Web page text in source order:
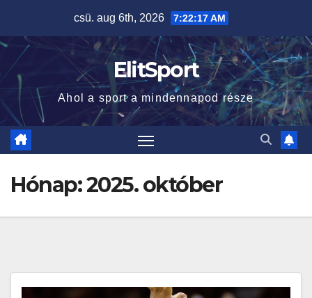
content
csü. aug 6th, 2026 7:22:18 AM
ElitSport
Ahol a sport a mindennapod része
Hónap:2025. október